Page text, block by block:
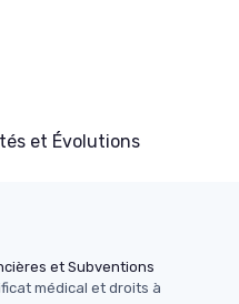
et Évolutions
et Subventions
médical et droits à